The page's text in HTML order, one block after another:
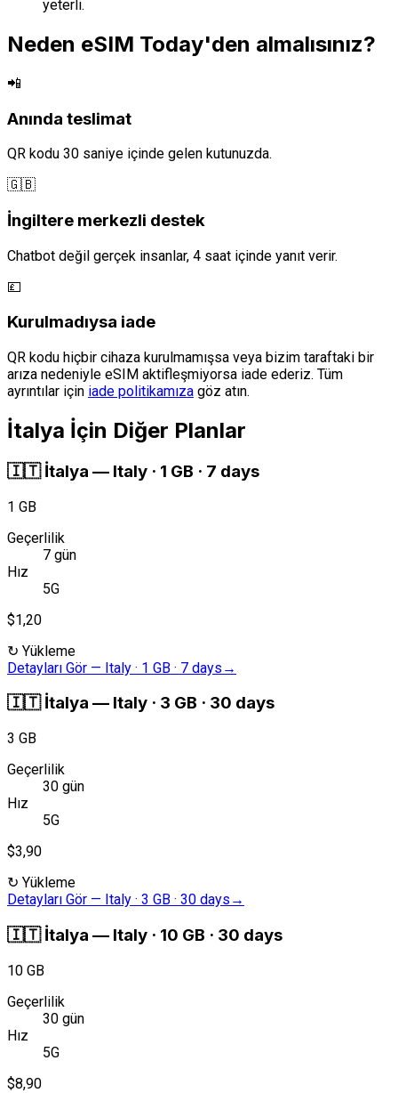
yeterli.
Neden eSIM Today'den almalısınız?
📲
Anında teslimat
QR kodu 30 saniye içinde gelen kutunuzda.
🇬🇧
İngiltere merkezli destek
Chatbot değil gerçek insanlar, 4 saat içinde yanıt verir.
💷
Kurulmadıysa iade
QR kodu hiçbir cihaza kurulmamışsa veya bizim taraftaki bir
arıza nedeniyle eSIM aktifleşmiyorsa iade ederiz. Tüm
ayrıntılar için iade politikamıza göz atın.
İtalya İçin Diğer Planlar
🇮🇹 İtalya — Italy · 1 GB · 7 days
1 GB
Geçerlilik
7 gün
Hız
5G
$1,20
↻ Yükleme
Detayları Gör — Italy · 1 GB · 7 days →
🇮🇹 İtalya — Italy · 3 GB · 30 days
3 GB
Geçerlilik
30 gün
Hız
5G
$3,90
↻ Yükleme
Detayları Gör — Italy · 3 GB · 30 days →
🇮🇹 İtalya — Italy · 10 GB · 30 days
10 GB
Geçerlilik
30 gün
Hız
5G
$8,90